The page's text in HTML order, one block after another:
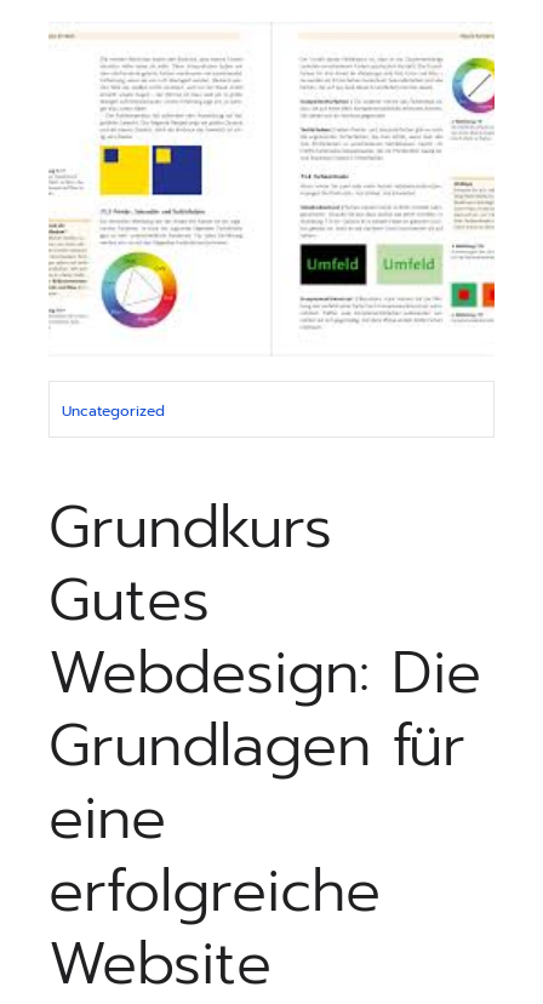
Uncategorized
Grundkurs
Gutes
Webdesign: Die
Grundlagen für
eine
erfolgreiche
Website